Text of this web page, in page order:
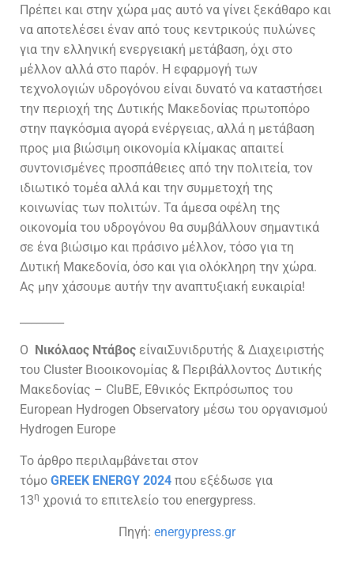
Πρέπει και στην χώρα μας αυτό να γίνει ξεκάθαρο και
να αποτελέσει έναν από τους κεντρικούς πυλώνες
για την ελληνική ενεργειακή μετάβαση, όχι στο
μέλλον αλλά στο παρόν. Η εφαρμογή των
τεχνολογιών υδρογόνου είναι δυνατό να καταστήσει
την περιοχή της Δυτικής Μακεδονίας πρωτοπόρο
στην παγκόσμια αγορά ενέργειας, αλλά η μετάβαση
προς μια βιώσιμη οικονομία κλίμακας απαιτεί
συντονισμένες προσπάθειες από την πολιτεία, τον
ιδιωτικό τομέα αλλά και την συμμετοχή της
κοινωνίας των πολιτών. Τα άμεσα οφέλη της
οικονομία του υδρογόνου θα συμβάλλουν σημαντικά
σε ένα βιώσιμο και πράσινο μέλλον, τόσο για τη
Δυτική Μακεδονία, όσο και για ολόκληρη την χώρα.
Ας μην χάσουμε αυτήν την αναπτυξιακή ευκαιρία!
Ο Νικόλαος Ντάβος είναιΣυνιδρυτής & Διαχειριστής
του Cluster Βιοοικονομίας & Περιβάλλοντος Δυτικής
Μακεδονίας – CluBE, Εθνικός Εκπρόσωπος του
European Hydrogen Observatory μέσω του οργανισμού
Hydrogen Europe
Το άρθρο περιλαμβάνεται στον
τόμο GREEK ENERGY 2024 που εξέδωσε για
13η χρονιά το επιτελείο του energypress.
Πηγή: energypress.gr